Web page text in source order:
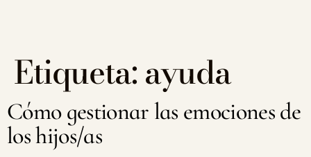
Etiqueta:ayuda
Cómo gestionar las emociones de
los hijos/as